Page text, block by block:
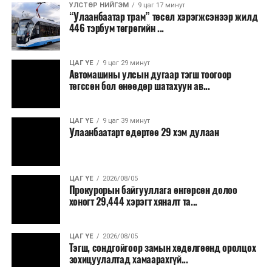
шатахууны зардлыг зөвхөн түгжрэлд алддаг аж.
“Улаанбаатар трам” төсөл хэрэгжиж, авто замын
ачаалал буурснаар трассын дагуух автомашинуудын
шатахууны хэмнэлт жилд 446 тэрбум төгрөгт хүрэх
боломжтой гэсэн тооцоог техник, эдийн засгийн
үндэслэлд тусгажээ.
Төсөл хэрэгжсэнээр иргэдийн зорчих хугацаа
богиносож, түгжрэлээс үүдэлтэй эдийн засгийн
тогтолцоо бүрдэх ач холбогдолтой юм.
УЛСТӨР НИЙГЭМ 9 цаг 17 минут
“Улаанбаатар трам” төсөл хэрэгжсэнээр жилд
446 тэрбум төгрөгийн ...
ЦАГ ҮЕ 9 цаг 29 минут
Автомашины улсын дугаар тэгш тоогоор
төгссөн бол өнөөдөр шатахуун ав...
ЦАГ ҮЕ 9 цаг 39 минут
Улаанбаатарт өдөртөө 29 хэм дулаан
ЦАГ ҮЕ 2026/08/05
Прокурорын байгууллага өнгөрсөн долоо
хоногт 29,444 хэрэгт хяналт та...
ЦАГ ҮЕ 2026/08/05
Тэгш, сондгойгоор замын хөдөлгөөнд оролцох
зохицуулалтад хамаарахгүй...